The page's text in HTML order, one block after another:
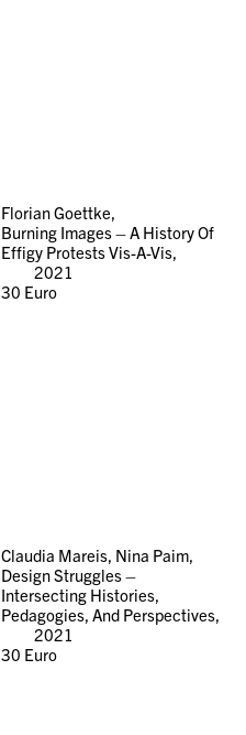
Florian Goettke,
Burning Images – A History Of
Effigy Protests Vis-A-Vis,
2021
30 Euro
Claudia Mareis, Nina Paim,
Design Struggles –
Intersecting Histories,
Pedagogies, And Perspectives,
2021
30 Euro